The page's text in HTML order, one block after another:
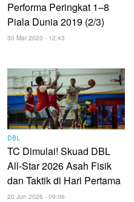
Performa Peringkat 1–8
Piala Dunia 2019 (2/3)
30 Mar 2020 - 12:43
DBL
TC Dimulai! Skuad DBL
All-Star 2026 Asah Fisik
dan Taktik di Hari Pertama
20 Jun 2026 - 09:06